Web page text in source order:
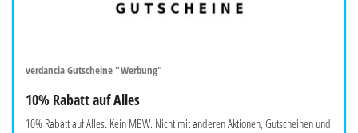
verdancia Gutscheine "Werbung"
10% Rabatt auf Alles
10% Rabatt auf Alles. Kein MBW. Nicht mit anderen Aktionen, Gutscheinen und